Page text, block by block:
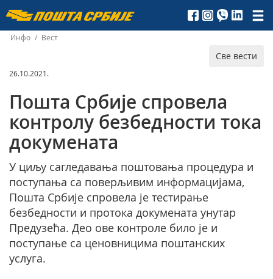
Пошта
Србије
д.о.о.
Инфо / Вест
Све вести
26.10.2021.
Пошта Србије спровела
контролу безбедности тока
докуменaта
У циљу сагледавања поштовања процедура и
поступања са поверљивим информацијама,
Пошта Србије спровела је тестирање
безбедности и протока докумената унутар
Предузећа. Део ове контроле било је и
поступање са ценовницима поштанских
услуга.